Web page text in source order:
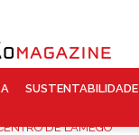
SUSTENTABILIDADE
DE LAMEGO